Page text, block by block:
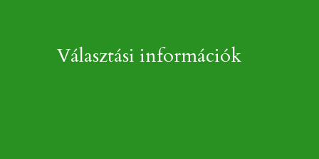
Választási információk